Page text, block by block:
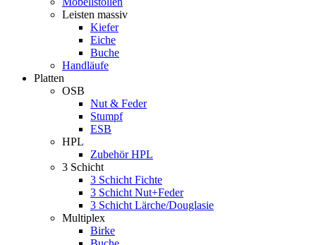
Leisten massiv
Kiefer
Eiche
Buche
Handläufe
Platten
OSB
Nut & Feder
Stumpf
ESB
HPL
Zubehör HPL
3 Schicht
3 Schicht Fichte
3 Schicht Nut+Feder
3 Schicht Lärche/Douglasie
Multiplex
Birke